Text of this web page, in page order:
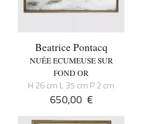
Beatrice Pontacq
NUÉE ECUMEUSE SUR
FOND OR
H 26 cm L 35 cm P 2 cm
650,00 €